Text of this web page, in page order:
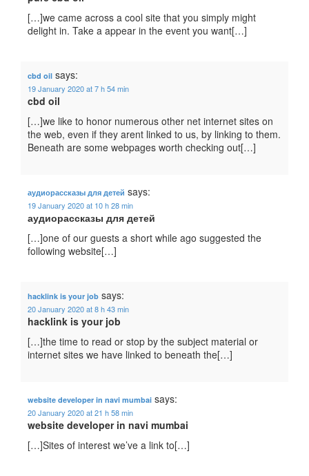
[…]we came across a cool site that you simply might
delight in. Take a appear in the event you want[…]
cbd oil says:
19 January 2020 at 7 h 54 min
cbd oil
[…]we like to honor numerous other net internet sites on
the web, even if they arent linked to us, by linking to them.
Beneath are some webpages worth checking out[…]
аудиорассказы для детей says:
19 January 2020 at 10 h 28 min
аудиорассказы для детей
[…]one of our guests a short while ago suggested the
following website[…]
hacklink is your job says:
20 January 2020 at 8 h 43 min
hacklink is your job
[…]the time to read or stop by the subject material or
internet sites we have linked to beneath the[…]
website developer in navi mumbai says:
20 January 2020 at 21 h 58 min
website developer in navi mumbai
[…]Sites of interest we’ve a link to[…]